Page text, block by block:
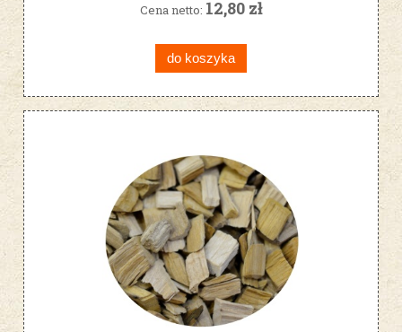
Cena netto: 12,80 zł
do koszyka